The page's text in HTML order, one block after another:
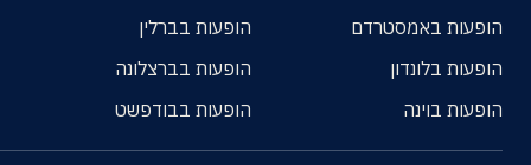
הופעות באמסטרדם
הופעות בברלין
הופעות בלונדון
הופעות בברצלונה
הופעות בוינה
הופעות בבודפשט